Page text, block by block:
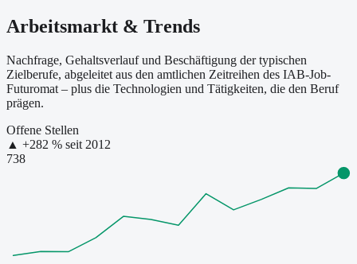
Arbeitsmarkt & Trends
Nachfrage, Gehaltsverlauf und Beschäftigung der typischen
Zielberufe, abgeleitet aus den amtlichen Zeitreihen des IAB-Job-
Futuromat – plus die Technologien und Tätigkeiten, die den Beruf
prägen.
Offene Stellen
▲ +282 % seit 2012
738